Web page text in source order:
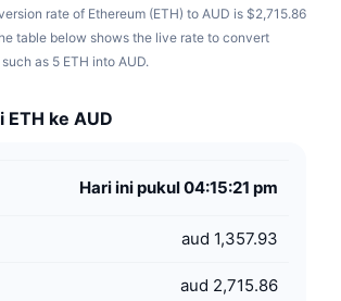
rate of Ethereum (ETH) to AUD is $2,715.86
table below shows the live rate to convert
as 5 ETH into AUD.
ETH ke AUD
Hari ini pukul 04:15:21 pm
aud 1,357.93
aud 2,715.86